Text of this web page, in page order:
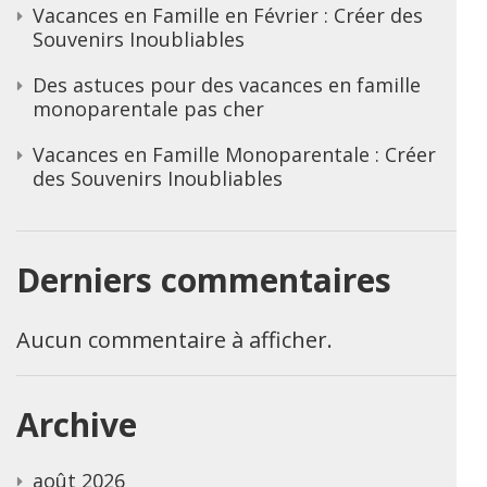
Vacances en Famille en Février : Créer des
Souvenirs Inoubliables
Des astuces pour des vacances en famille
monoparentale pas cher
Vacances en Famille Monoparentale : Créer
des Souvenirs Inoubliables
Derniers commentaires
Aucun commentaire à afficher.
Archive
août 2026